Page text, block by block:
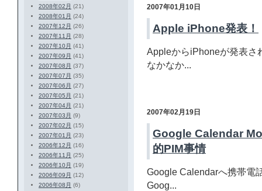
2007年01月10日
Apple iPhone発表！
AppleからiPhoneが発表さ
なかなか...
2007年02月19日
Google Calendar
的PIM事情
Google Calendarへ携帯電
Goog...
2008年02月 (21)
2008年01月 (24)
2007年12月 (26)
2007年11月 (28)
2007年10月 (41)
2007年09月 (41)
2007年08月 (37)
2007年07月 (35)
2007年06月 (27)
2007年05月 (21)
2007年04月 (21)
2007年03月 (9)
2007年02月 (15)
2007年01月 (23)
2006年12月 (16)
2006年11月 (25)
2006年10月 (19)
2006年09月 (12)
2006年08月 (6)